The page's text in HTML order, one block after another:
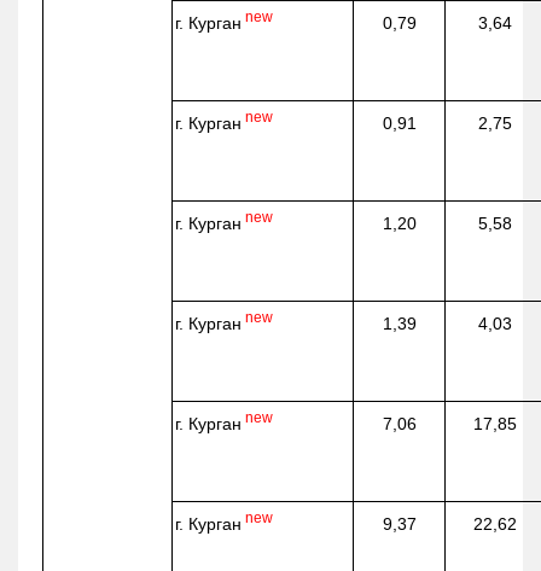
г. Курган new 0,79 3,64
г. Курган new 0,91 2,75
г. Курган new 1,20 5,58
г. Курган new 1,39 4,03
г. Курган new 7,06 17,85
г. Курган new 9,37 22,62